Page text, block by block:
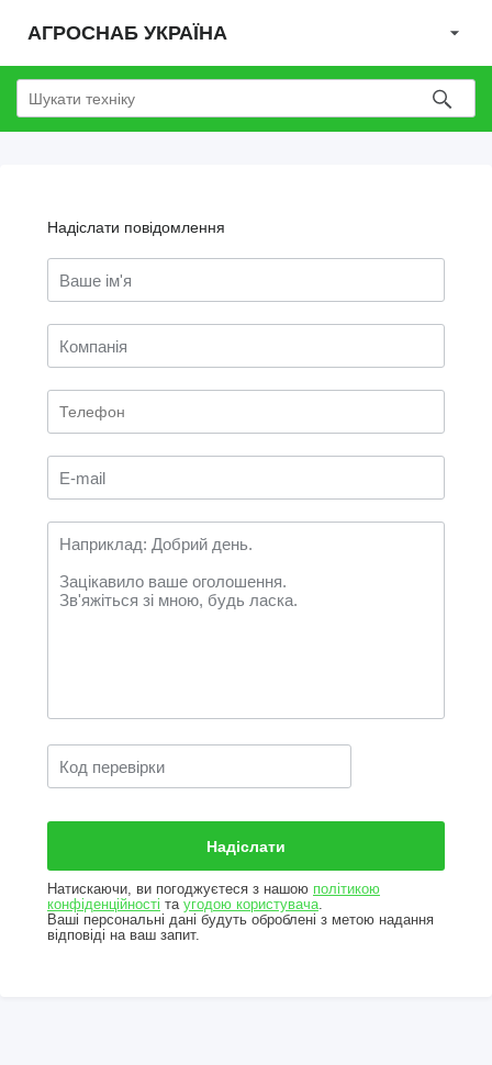
АГРОСНАБ УКРАЇНА
Надіслати повідомлення
Натискаючи, ви погоджуєтеся з нашою політикою
конфіденційності та угодою користувача.
Ваші персональні дані будуть оброблені з метою надання
відповіді на ваш запит.